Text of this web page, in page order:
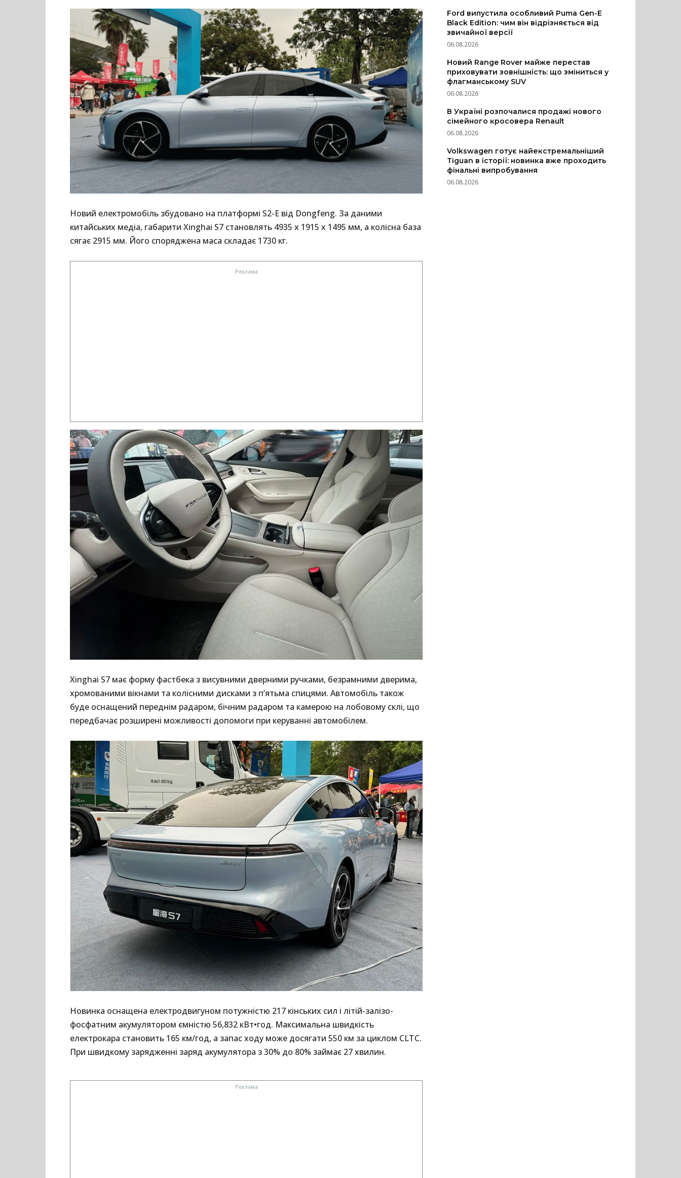
Новий електромобіль збудовано на платформі S2-E від Dongfeng. За даними
китайських медіа, габарити Xinghai S7 становлять 4935 х 1915 х 1495 мм, а колісна база
сягає 2915 мм. Його споряджена маса складає 1730 кг.
Xinghai S7 має форму фастбека з висувними дверними ручками, безрамними дверима,
хромованими вікнами та колісними дисками з п’ятьма спицями. Автомобіль також
буде оснащений переднім радаром, бічним радаром та камерою на лобовому склі, що
передбачає розширені можливості допомоги при керуванні автомобілем.
Новинка оснащена електродвигуном потужністю 217 кінських сил і літій-залізо-
фосфатним акумулятором ємністю 56,832 кВт•год. Максимальна швидкість
електрокара становить 165 км/год, а запас ходу може досягати 550 км за циклом CLTC.
При швидкому зарядженні заряд акумулятора з 30% до 80% займає 27 хвилин.
Ford випустила особливий Puma Gen-E
Black Edition: чим він відрізняється від
звичайної версії
06.08.2026
Новий Range Rover майже перестав
приховувати зовнішність: що зміниться у
флагманському SUV
06.08.2026
В Україні розпочалися продажі нового
сімейного кросовера Renault
06.08.2026
Volkswagen готує найекстремальніший
Tiguan в історії: новинка вже проходить
фінальні випробування
06.08.2026